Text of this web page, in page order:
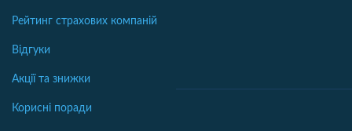
Рейтинг страхових компаній
Відгуки
Акції та знижки
Корисні поради